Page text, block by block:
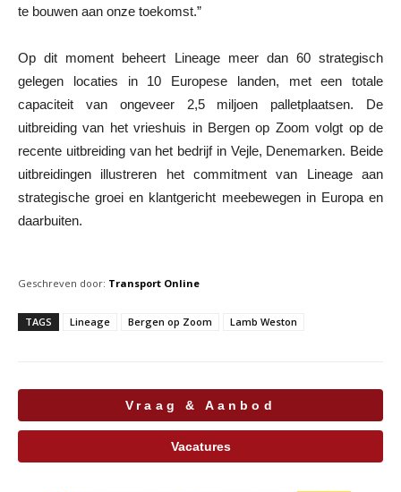
te bouwen aan onze toekomst.”
Op dit moment beheert Lineage meer dan 60 strategisch
gelegen locaties in 10 Europese landen, met een totale
capaciteit van ongeveer 2,5 miljoen palletplaatsen. De
uitbreiding van het vrieshuis in Bergen op Zoom volgt op de
recente uitbreiding van het bedrijf in Vejle, Denemarken. Beide
uitbreidingen illustreren het commitment van Lineage aan
strategische groei en klantgericht meebewegen in Europa en
daarbuiten.
Geschreven door: Transport Online
TAGS Lineage Bergen op Zoom Lamb Weston
Vraag & Aanbod
Vacatures